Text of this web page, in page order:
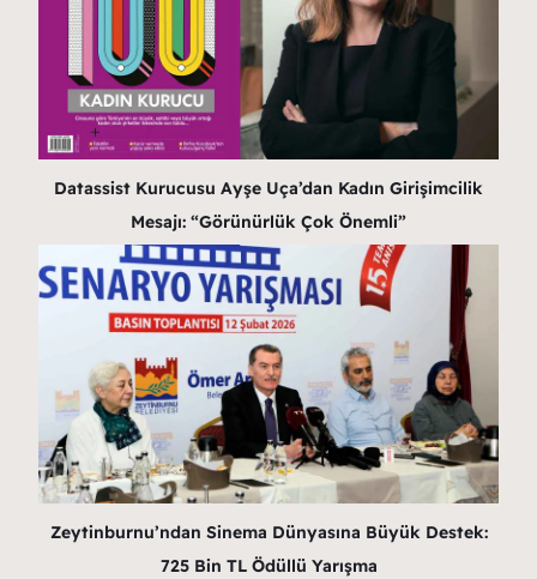
Datassist Kurucusu Ayşe Uça’dan Kadın Girişimcilik
Mesajı: “Görünürlük Çok Önemli”
Zeytinburnu’ndan Sinema Dünyasına Büyük Destek:
725 Bin TL Ödüllü Yarışma